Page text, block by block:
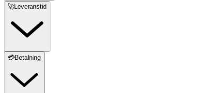
🚀Leveranstid
💳Betalning